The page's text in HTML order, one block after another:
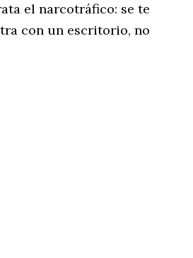
el narcotráfico: se te
con un escritorio, no